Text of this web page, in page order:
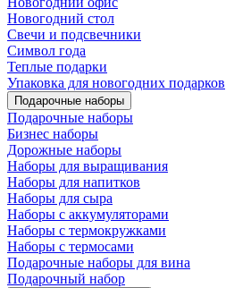
Новогодний стол
Свечи и подсвечники
Символ года
Теплые подарки
Упаковка для новогодних подарков
Подарочные наборы
Подарочные наборы
Бизнес наборы
Дорожные наборы
Наборы для выращивания
Наборы для напитков
Наборы для сыра
Наборы с аккумуляторами
Наборы с термокружками
Наборы с термосами
Подарочные наборы для вина
Подарочный набор